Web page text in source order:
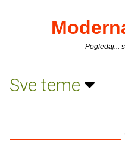
Pogledaj...
Sve teme